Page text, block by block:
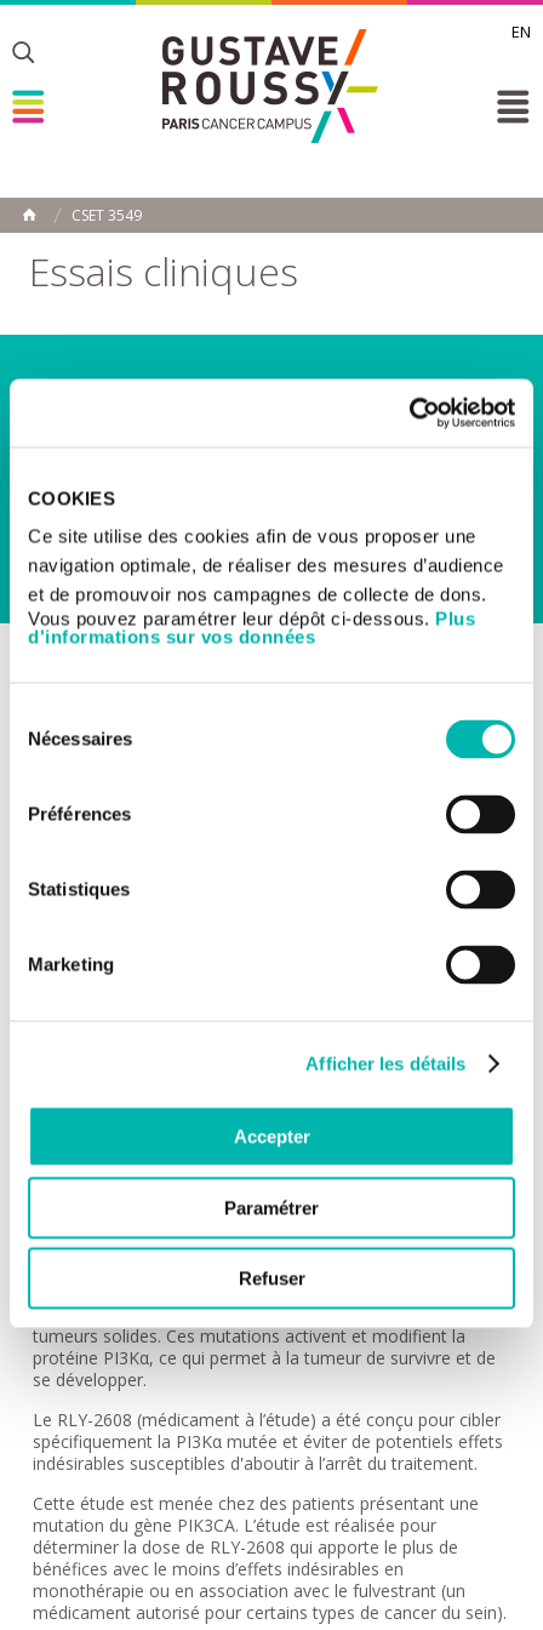
COOKIES
Ce site utilise des cookies afin de vous proposer une
navigation optimale, de réaliser des mesures d’audience
et de promouvoir nos campagnes de collecte de dons.
Vous pouvez paramétrer leur dépôt ci-dessous. Plus
d'informations sur vos données
Nécessaires
Préférences
Statistiques
Marketing
Afficher les détails
Accepter
Paramétrer
Refuser
EN
Toggle
Toggle
ACCUEIL
CSET 3549
Essais cliniques
Rechercher un essai clinique
Par spécialité
solides avancées
TITRE DE L'ÉTUDE:
RLY-2608-101: Etude de première administration à
mutante, le RLY-2608, en monothérapie chez des
patients atteints de tumeurs solides avancées et en
CSET 3549
MÉDECIN INVESTIGATEUR:
Dr Kaissa OUALI
Tumeurs solides
Les mutations du gène PIK3CA sont fréquentes dans les
tumeurs solides. Ces mutations activent et modifient la
protéine PI3Kα, ce qui permet à la tumeur de survivre et de
se développer.
Le RLY-2608 (médicament à l’étude) a été conçu pour cibler
spécifiquement la PI3Kα mutée et éviter de potentiels effets
indésirables susceptibles d'aboutir à l’arrêt du traitement.
Cette étude est menée chez des patients présentant une
mutation du gène PIK3CA. L’étude est réalisée pour
déterminer la dose de RLY-2608 qui apporte le plus de
bénéfices avec le moins d’effets indésirables en
monothérapie ou en association avec le fulvestrant (un
médicament autorisé pour certains types de cancer du sein).